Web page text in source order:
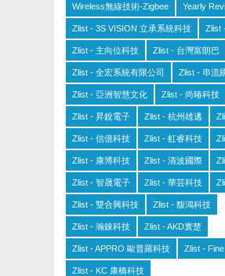
Wireless無線技術-Zigbee Yearly
Zlist - 3S VISION 立承系統科技 Zlist
Zlist - 主向位科技 Zlist - 台灣富朗巴
Zlist - 全宏系統有限公司 Zlist - 串流
Zlist - 亞洲智慧文化 Zlist - 尚暙科技
Zlist - 昇銳電子 Zlist - 杭州雄邁
Zlist - 信億科技 Zlist - 虹睿科技
Zlist - 康博科技 Zlist - 清波國際
Zlist - 智晟電子 Zlist - 華芸科技
Zlist - 雙合興科技 Zlist - 馥鴻科技
Zlist - 瀚錸科技 Zlist - AKD寰楚
Zlist - APPRO 歐普羅科技 Zlist -
Zlist - KC 康橋科技